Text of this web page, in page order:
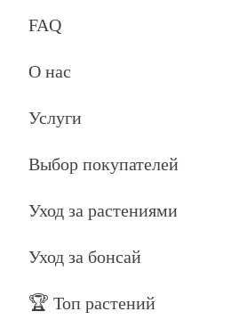
FAQ
О нас
Услуги
Выбор покупателей
Уход за растениями
Уход за бонсай
🏆 Топ растений